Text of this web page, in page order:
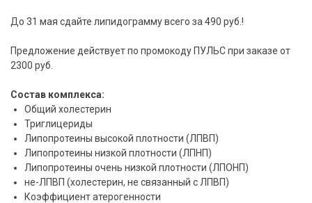
До 31 мая сдайте липидограмму всего за 490 руб.!
Предложение действует по промокоду ПУЛЬС при заказе от
2300 руб.
Состав комплекса:
Общий холестерин
Триглицериды
Липопротеины высокой плотности (ЛПВП)
Липопротеины низкой плотности (ЛПНП)
Липопротеины очень низкой плотности (ЛПОНП)
не-ЛПВП (холестерин, не связанный с ЛПВП)
Коэффициент атерогенности